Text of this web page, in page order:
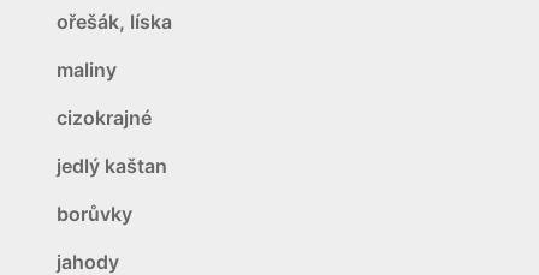
ořešák, líska
maliny
cizokrajné
jedlý kaštan
borůvky
jahody